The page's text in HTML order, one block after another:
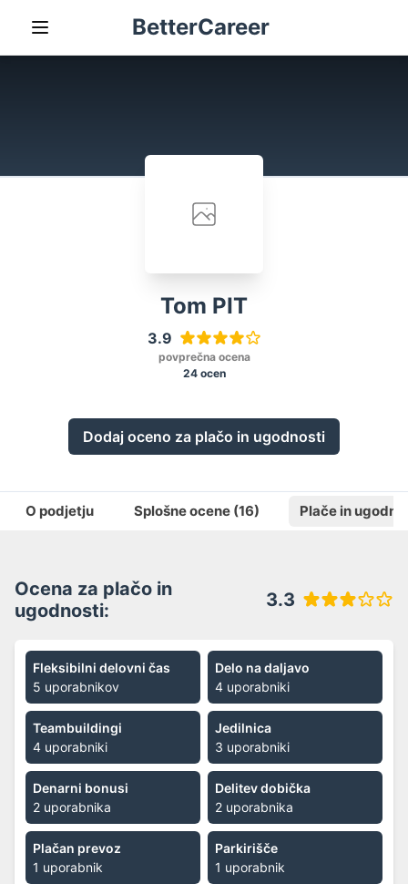
BetterCareer
Tom PIT
3.9
povprečna ocena
24 ocen
Dodaj oceno za plačo in ugodnosti
O podjetju Splošne ocene (16) Plače in
Ocena za plačo in
ugodnosti:
3.3
Fleksibilni delovni čas
5 uporabnikov
Delo na daljavo
4 uporabniki
Teambuildingi
4 uporabniki
Jedilnica
3 uporabniki
Denarni bonusi
2 uporabnika
Delitev dobička
2 uporabnika
Plačan prevoz
1 uporabnik
Parkirišče
1 uporabnik